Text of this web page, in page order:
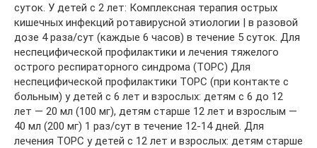
суток. У детей с 2 лет: Комплексная терапия острых
кишечных инфекций ротавирусной этиологии | в разовой
дозе 4 раза/сут (каждые 6 часов) в течение 5 суток. Для
неспецифической профилактики и лечения тяжелого
острого респираторного синдрома (ТОРС) Для
неспецифической профилактики ТОРС (при контакте с
больным) у детей с 6 лет и взрослых: детям с 6 до 12
лет — 20 мл (100 мг), детям старше 12 лет и взрослым —
40 мл (200 мг) 1 раз/сут в течение 12-14 дней. Для
лечения ТОРС у детей с 12 лет и взрослых: детям старше